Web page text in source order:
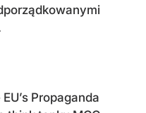
Propaganda